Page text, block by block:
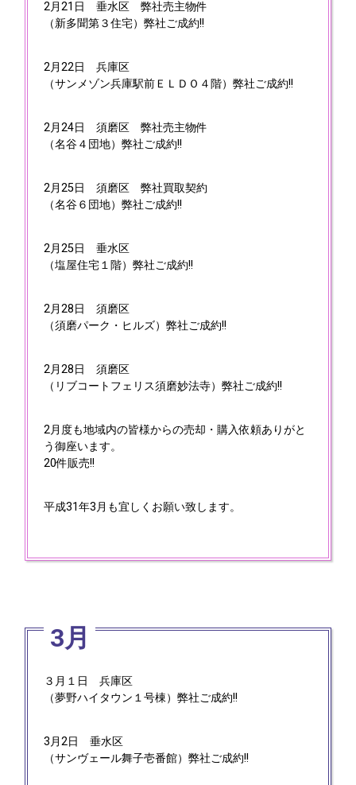
2月21日 垂水区 弊社売主物件
（新多聞第３住宅）弊社ご成約!!
2月22日 兵庫区
（サンメゾン兵庫駅前ＥＬＤＯ４階）弊社ご成約!!
2月24日 須磨区 弊社売主物件
（名谷４団地）弊社ご成約!!
2月25日 須磨区 弊社買取契約
（名谷６団地）弊社ご成約!!
2月25日 垂水区
（塩屋住宅１階）弊社ご成約!!
2月28日 須磨区
（須磨パーク・ヒルズ）弊社ご成約!!
2月28日 須磨区
（リブコートフェリス須磨妙法寺）弊社ご成約!!
2月度も地域内の皆様からの売却・購入依頼ありがと
う御座います。
20件販売!!
平成31年3月も宜しくお願い致します。
3月
３月１日 兵庫区
（夢野ハイタウン１号棟）弊社ご成約!!
3月2日 垂水区
（サンヴェール舞子壱番館）弊社ご成約!!